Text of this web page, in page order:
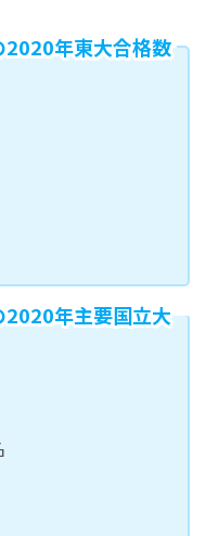
2020年東大合格数
2020年主要国立大